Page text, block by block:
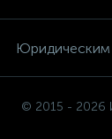
Юридическим
© 2015 - 2026